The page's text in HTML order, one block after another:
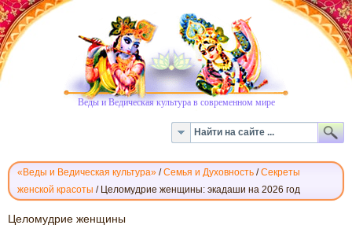
Веды и Ведическая культура в современном мире
«Веды и Ведическая культура» /Семья и Духовность /Cекреты
женской красоты / Целомудрие женщины: экадаши на 2026 год
ЦЕЛОМУДРИЕ
Целомудрие женщины